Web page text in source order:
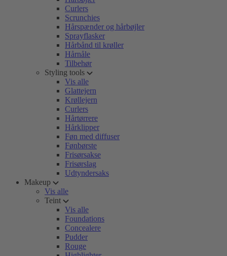
Curlers
Scrunchies
Hårspænder og hårbøjler
Sprayflasker
Hårbånd til krøller
Hårnåle
Tilbehør
Styling tools
Vis alle
Glattejern
Krøllejern
Curlers
Hårtørrere
Hårklipper
Føn med diffuser
Fønbørste
Frisørsakse
Frisørslag
Udtyndersaks
Makeup
Vis alle
Teint
Vis alle
Foundations
Concealere
Pudder
Rouge